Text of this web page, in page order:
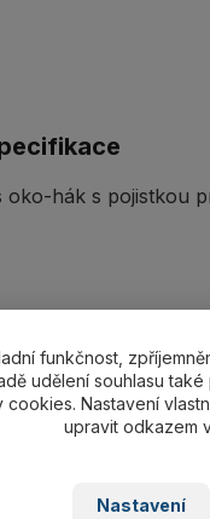
oko-hák s pojistkou
v kategoriích
funkčnost,
udělení souhlasu
cookies. Nastavení
upravit odkazem
Nastavení